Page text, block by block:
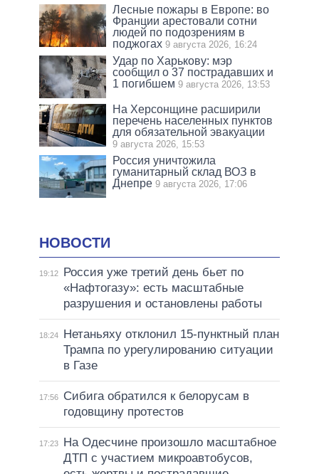
Лесные пожары в Европе: во
Франции арестовали сотни
людей по подозрениям в
поджогах 9 августа 2026, 16:24
Удар по Харькову: мэр
сообщил о 37 пострадавших и
1 погибшем 9 августа 2026, 13:53
На Херсонщине расширили
перечень населенных пунктов
для обязательной эвакуации
9 августа 2026, 15:53
Россия уничтожила
гуманитарный склад ВОЗ в
Днепре 9 августа 2026, 17:06
НОВОСТИ
19:12
Россия уже третий день бьет по
«Нафтогазу»: есть масштабные
разрушения и остановлены работы
18:24
Нетаньяху отклонил 15-пунктный план
Трампа по урегулированию ситуации
в Газе
17:56
Сибига обратился к белорусам в
годовщину протестов
17:23
На Одесчине произошло масштабное
ДТП с участием микроавтобусов,